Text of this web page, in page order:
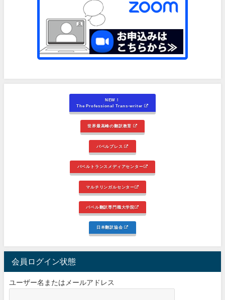
NEW！
The Professional Trans-writer
世界最高峰の翻訳教育
バベルプレス
バベルトランスメディアセンター
マルチリンガルセンター
バベル翻訳専門職大学院
日本翻訳協会
会員ログイン状態
ユーザー名またはメールアドレス